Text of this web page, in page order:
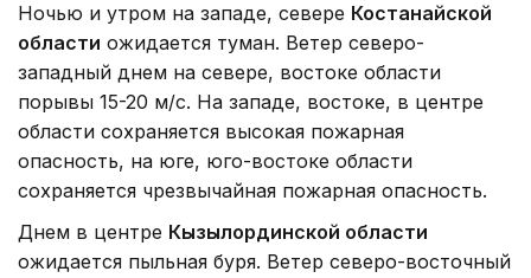
Ночью и утром на западе, севере Костанайской
области ожидается туман. Ветер северо-
западный днем на севере, востоке области
порывы 15-20 м/с. На западе, востоке, в центре
области сохраняется высокая пожарная
опасность, на юге, юго-востоке области
сохраняется чрезвычайная пожарная опасность.
Днем в центре Кызылординской области
ожидается пыльная буря. Ветер северо-восточный